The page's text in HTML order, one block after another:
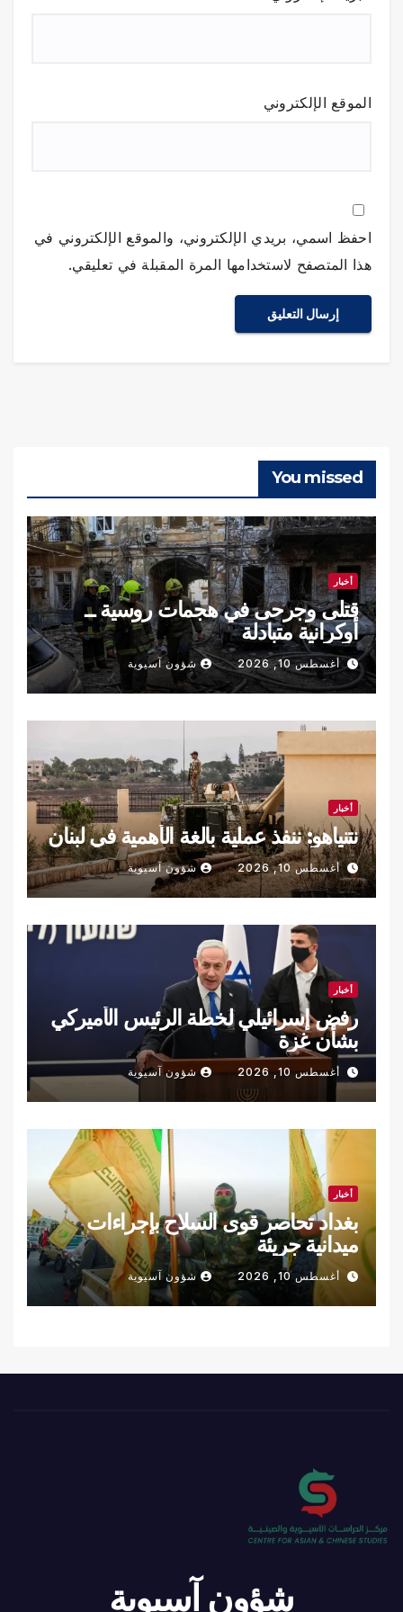
الموقع الإلكتروني
احفظ اسمي، بريدي الإلكتروني، والموقع الإلكتروني في
هذا المتصفح لاستخدامها المرة المقبلة في تعليقي.
You missed
أخبار
قتلى وجرحى في هجمات روسية ــ
أوكرانية متبادلة
أغسطس 10, 2026 شؤون آسيوية
أخبار
نتنياهو: ننفذ عملية بالغة الأهمية في لبنان
أغسطس 10, 2026 شؤون آسيوية
أخبار
رفض إسرائيلي لخطة الرئيس الأميركي
بشأن غزة
أغسطس 10, 2026 شؤون آسيوية
أخبار
بغداد تحاصر قوى السلاح بإجراءات
ميدانية جريئة
أغسطس 10, 2026 شؤون آسيوية
شؤون آسيوية